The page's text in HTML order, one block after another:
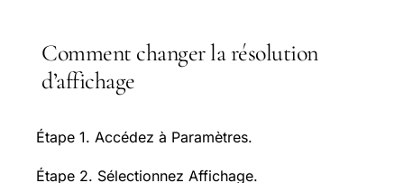
Comment changer la résolution
d’affichage
Étape 1. Accédez à Paramètres.
Étape 2. Sélectionnez Affichage.